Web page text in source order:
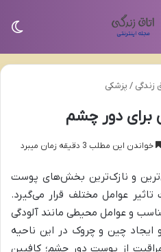
زندگی / پزشکی
برای دور چشم
خواندن این مطلب 3 دقیقه زمان میبرد
و نازک‌ترین بخش‌های پوست
عوامل مختلف قرار می‌گیرد.
و عوامل محیطی مانند آلودگی
ایجاد چین و چروک در این ناحیه
از پوست دور چشم؛ کافیین